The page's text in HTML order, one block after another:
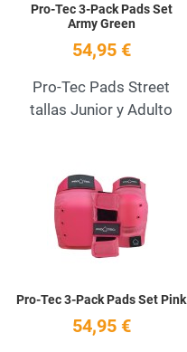
Pro-Tec 3-Pack Pads Set
Army Green
54,95 €
Pro-Tec Pads Street
tallas Junior y Adulto
Pro-Tec 3-Pack Pads Set Pink
54,95 €